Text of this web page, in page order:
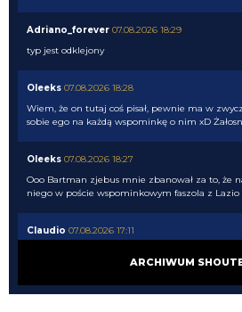
Adriano_forever 07.08.2026 18:29
typ jest odklejony
Oleeks 07.08.2026 18:28
Wiem, że on tutaj coś pisał, pewnie ma w
sobie ego na każdą wspominkę o nim xD
Oleeks 07.08.2026 18:27
Ooo Bartman zjebus mnie zbanował za to, że
niego w poście wspominkowym faszola z
Claudio 07.08.2026 17:11
ARCHIWUM